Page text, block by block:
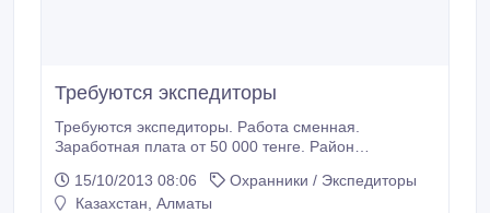
Требуются экспедиторы
Требуются экспедиторы. Работа сменная.
Заработная плата от 50 000 тенге. Район
71 27 вн.27 Ирина..
15/10/2013 08:06
Охранники / Экспедиторы
Казахстан, Алматы